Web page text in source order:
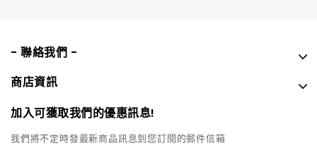
- 聯絡我們 -
商店資訊
加入可獲取我們的優惠訊息!
我們將不定時發最新商品訊息到您訂閱的郵件信箱